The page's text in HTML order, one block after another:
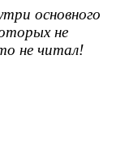
основного
не
не читал!